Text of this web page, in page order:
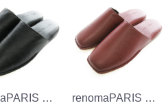
renomaPARIS レノマ・パリス リアルシープレザー本羊革低反発 キュイールLサイズ
renomaPARIS レノマ・パリス リアルシープレザー本羊革低反発 キュイールMサイズ